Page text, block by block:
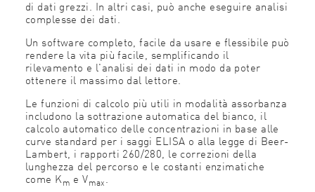
di dati grezzi. In altri casi, può anche eseguire analisi
complesse dei dati.
Un software completo, facile da usare e flessibile può
rendere la vita più facile, semplificando il
rilevamento e l'analisi dei dati in modo da poter
ottenere il massimo dal lettore.
Le funzioni di calcolo più utili in modalità assorbanza
includono la sottrazione automatica del bianco, il
calcolo automatico delle concentrazioni in base alle
curve standard per i saggi ELISA o alla legge di Beer-
Lambert, i rapporti 260/280, le correzioni della
lunghezza del percorso e le costanti enzimatiche
come Km e Vmax.